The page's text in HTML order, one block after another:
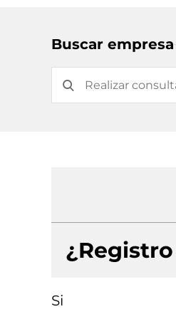
Buscar empresa
Si